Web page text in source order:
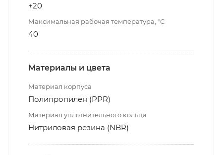
+20
Максимальная рабочая температура, °С
40
Материалы и цвета
Материал корпуса
Полипропилен (PPR)
Материал уплотнительного кольца
Нитриловая резина (NBR)